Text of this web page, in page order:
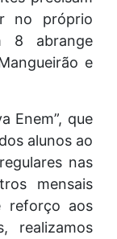
no próprio
8 abrange
e
Enem”, que
alunos ao
nas
mensais
reforço aos
realizamos